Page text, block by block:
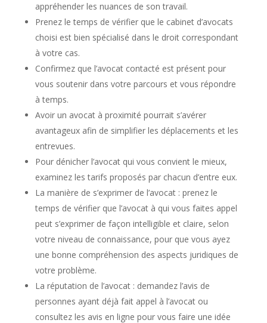
appréhender les nuances de son travail.
Prenez le temps de vérifier que le cabinet d’avocats
choisi est bien spécialisé dans le droit correspondant
à votre cas.
Confirmez que l’avocat contacté est présent pour
vous soutenir dans votre parcours et vous répondre
à temps.
Avoir un avocat à proximité pourrait s’avérer
avantageux afin de simplifier les déplacements et les
entrevues.
Pour dénicher l’avocat qui vous convient le mieux,
examinez les tarifs proposés par chacun d’entre eux.
La manière de s’exprimer de l’avocat : prenez le
temps de vérifier que l’avocat à qui vous faites appel
peut s’exprimer de façon intelligible et claire, selon
votre niveau de connaissance, pour que vous ayez
une bonne compréhension des aspects juridiques de
votre problème.
La réputation de l’avocat : demandez l’avis de
personnes ayant déjà fait appel à l’avocat ou
consultez les avis en ligne pour vous faire une idée